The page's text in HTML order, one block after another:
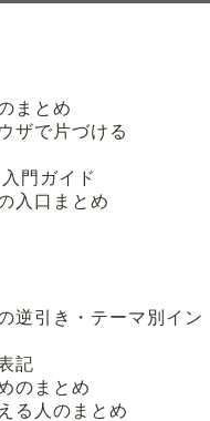
まとめ
ザで片づける
門ガイド
入口まとめ
逆引き・テーマ別イン
記
のまとめ
る人のまとめ